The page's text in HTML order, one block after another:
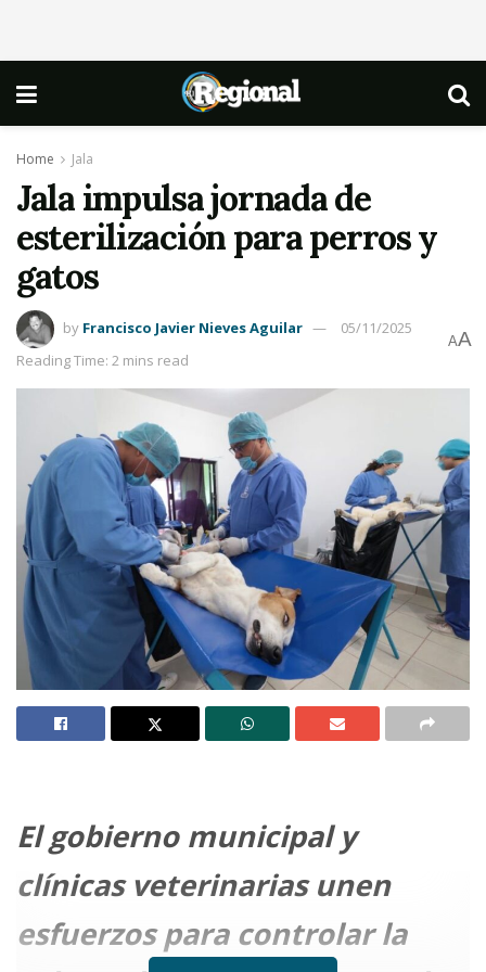
Home Jala
Jala impulsa jornada de
esterilización para perros y
gatos
by Francisco Javier Nieves Aguilar
05/11/2025
Reading Time: 2 mins read
AA
El gobierno municipal y
clínicas veterinarias unen
esfuerzos para controlar la